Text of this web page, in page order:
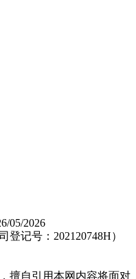
05/2026
记号：202120748H）
擅自引用本网内容将面对